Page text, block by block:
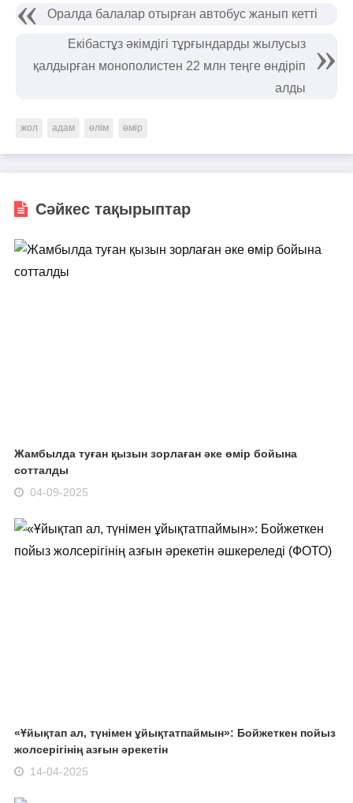
Оралда балалар отырған автобус жанып кетті
Екібастұз әкімдігі тұрғындарды жылусыз
қалдырған монополистен 22 млн теңге өндіріп
алды
жол адам өлім өмір
Сәйкес тақырыптар
Жамбылда туған қызын зорлаған әке өмір бойына
сотталды
04-09-2025
«Ұйықтап ал, түнімен ұйықтатпаймын»: Бойжеткен пойыз
жолсерігінің азғын әрекетін
14-04-2025